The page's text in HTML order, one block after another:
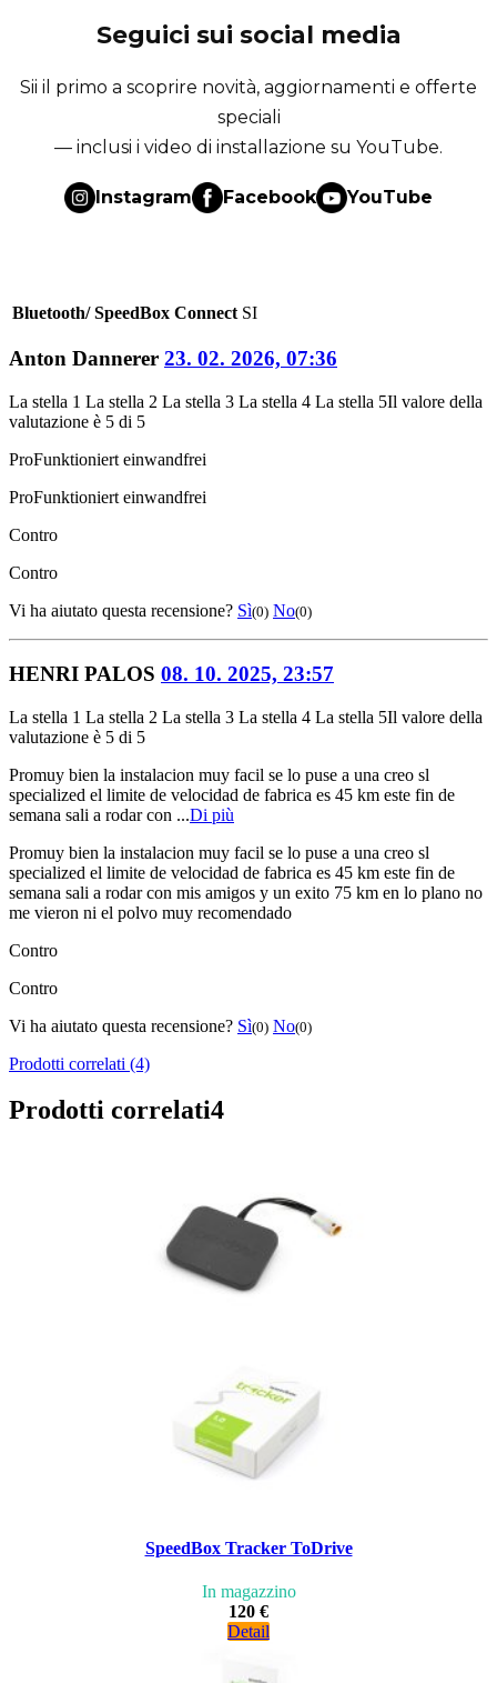
Seguici sui social media
Sii il primo a scoprire novità, aggiornamenti e offerte
speciali
— inclusi i video di installazione su YouTube.
Instagram Facebook YouTube
Bluetooth/ SpeedBox Connect SI
Anton Dannerer 23. 02. 2026, 07:36
La stella 1 La stella 2 La stella 3 La stella 4 La stella 5Il valore della
valutazione è 5 di 5
ProFunktioniert einwandfrei
ProFunktioniert einwandfrei
Contro
Contro
Vi ha aiutato questa recensione? Sì(0) No(0)
HENRI PALOS 08. 10. 2025, 23:57
La stella 1 La stella 2 La stella 3 La stella 4 La stella 5Il valore della
valutazione è 5 di 5
Promuy bien la instalacion muy facil se lo puse a una creo sl
specialized el limite de velocidad de fabrica es 45 km este fin de
semana sali a rodar con ...Di più
Promuy bien la instalacion muy facil se lo puse a una creo sl
specialized el limite de velocidad de fabrica es 45 km este fin de
semana sali a rodar con mis amigos y un exito 75 km en lo plano no
me vieron ni el polvo muy recomendado
Contro
Contro
Vi ha aiutato questa recensione? Sì(0) No(0)
Prodotti correlati (4)
Prodotti correlati4
SpeedBox Tracker ToDrive
In magazzino
120 €
Detail